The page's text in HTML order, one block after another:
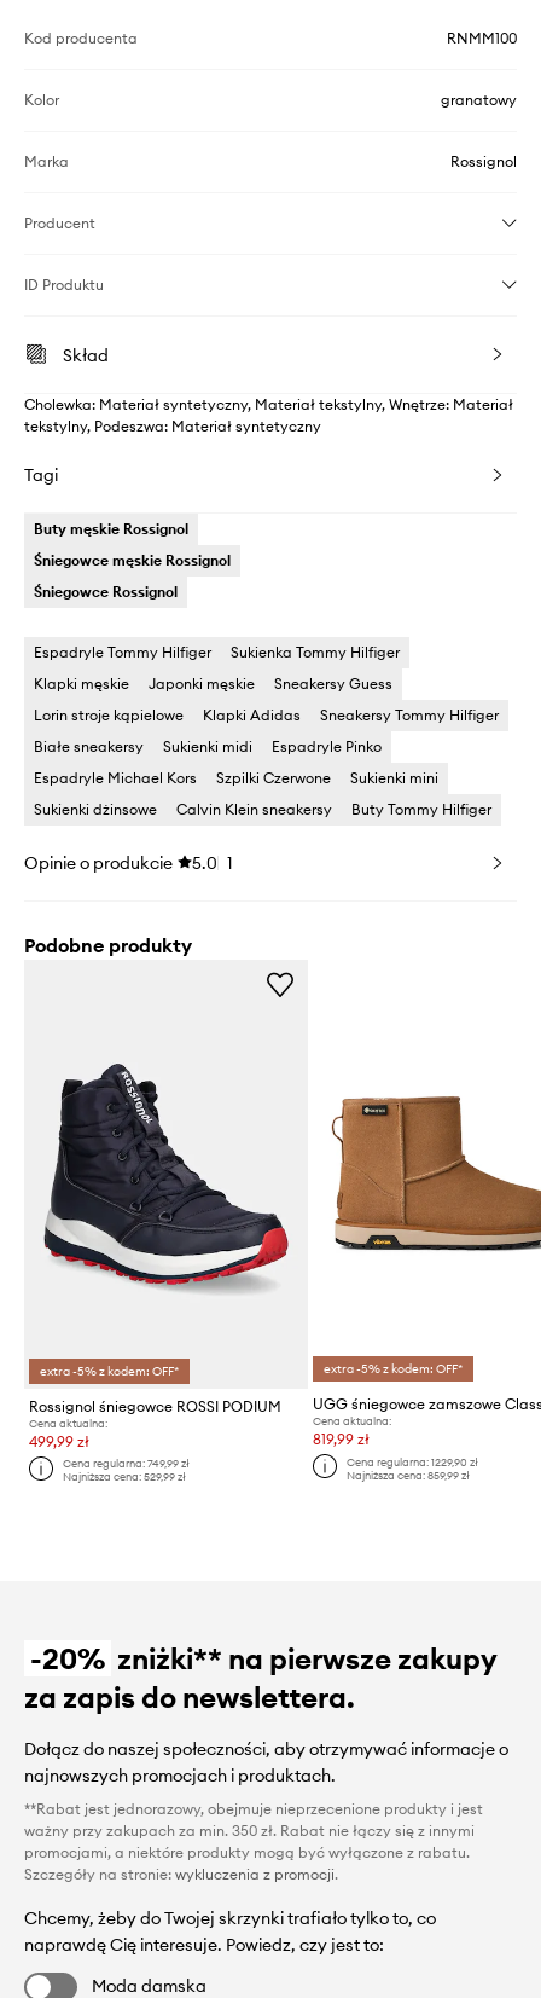
Kod producenta RNMM100
Kolor granatowy
Marka Rossignol
Producent
ID Produktu
Skład
Cholewka: Materiał syntetyczny, Materiał tekstylny, Wnętrze: Materiał
tekstylny, Podeszwa: Materiał syntetyczny
Tagi
Buty męskie Rossignol
Śniegowce męskie Rossignol
Śniegowce Rossignol
Espadryle Tommy Hilfiger
Sukienka Tommy Hilfiger
Klapki męskie
Japonki męskie
Sneakersy Guess
Lorin stroje kąpielowe
Klapki Adidas
Sneakersy Tommy Hilfiger
Białe sneakersy
Sukienki midi
Espadryle Pinko
Espadryle Michael Kors
Szpilki Czerwone
Sukienki mini
Sukienki dżinsowe
Calvin Klein sneakersy Buty Tommy Hilfiger
Opinie o produkcie 5.0 1
Podobne produkty
extra -5% z kodem: OFF*
Rossignol śniegowce ROSSI PODIUM
Cena aktualna:
499,99 zł
Cena regularna:749,99 zł
Najniższa cena:529,99 zł
extra -5% z kodem: OFF*
Cena aktualna:
819,99 zł
Cena regularna: 1229,90 zł
Najniższa cena: 859,99 zł
-20% zniżki** na pierwsze zakupy
za zapis do newslettera.
Dołącz do naszej społeczności, aby otrzymywać informacje o
najnowszych promocjach i produktach.
**Rabat jest jednorazowy, obejmuje nieprzecenione produkty i jest
ważny przy zakupach za min. 350 zł. Rabat nie łączy się z innymi
promocjami, a niektóre produkty mogą być wyłączone z rabatu.
Szczegóły na stronie: wykluczenia z promocji.
Chcemy, żeby do Twojej skrzynki trafiało tylko to, co
naprawdę Cię interesuje. Powiedz, czy jest to:
Moda damska